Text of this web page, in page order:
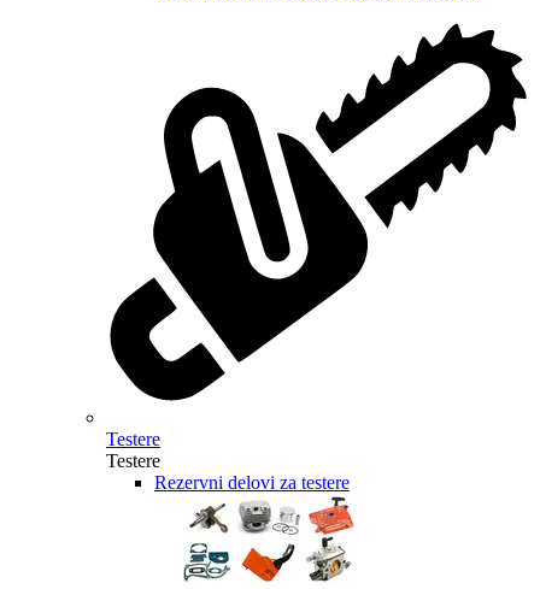
Testere
Testere
Rezervni delovi za testere